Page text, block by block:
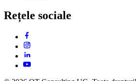
Rețele sociale